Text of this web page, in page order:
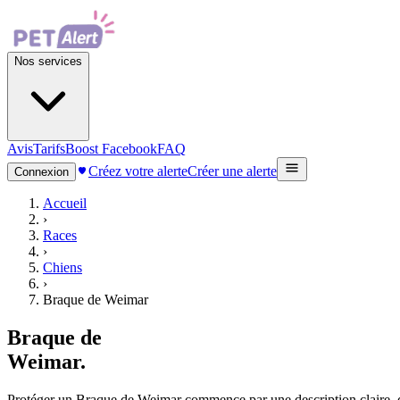
Nos services
AvisTarifsBoost FacebookFAQ
Connexion Créez votre alerteCréer une alerte
Accueil
›
Races
›
Chiens
›
Braque de Weimar
Braque de
Weimar.